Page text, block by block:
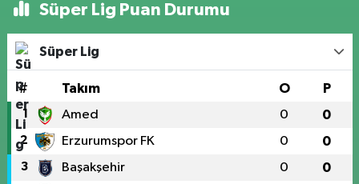
Süper Lig Puan Durumu
Süper Lig
# Takım O P
1 Amed 0 0
2 Erzurumspor FK 0 0
3 Başakşehir 0 0